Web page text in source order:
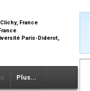
France
Paris-Diderot,
Plus...